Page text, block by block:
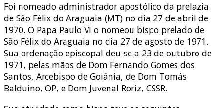
Foi nomeado administrador apostólico da prelazia
de São Félix do Araguaia (MT) no dia 27 de abril de
1970. O Papa Paulo VI o nomeou bispo prelado de
São Félix do Araguaia no dia 27 de agosto de 1971.
Sua ordenação episcopal deu-se a 23 de outubro de
1971, pelas mãos de Dom Fernando Gomes dos
Santos, Arcebispo de Goiânia, de Dom Tomás
Balduíno, OP, e Dom Juvenal Roriz, CSSR.